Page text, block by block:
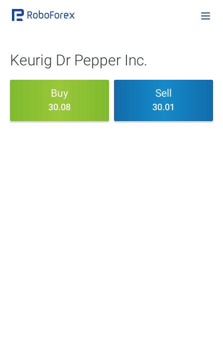
Keurig Dr Pepper Inc.
Buy
30.08
Sell
30.01